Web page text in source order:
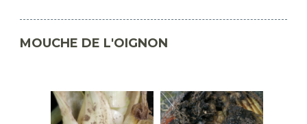
MOUCHE DE L'OIGNON